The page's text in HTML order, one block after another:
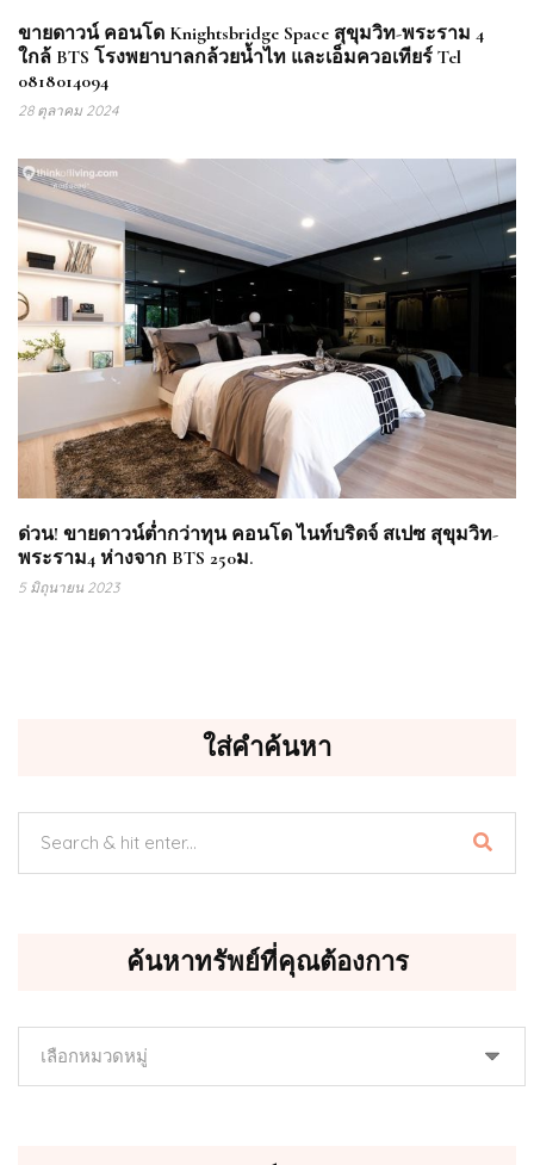
ขายดาวน์ คอนโด Knightsbridge Space สุขุมวิท-พระราม 4
ใกล้ BTS โรงพยาบาลกล้วยน้ำไท และเอ็มควอเทียร์ Tel
0818014094
28 ตุลาคม 2024
ด่วน! ขายดาวน์ต่ำกว่าทุน คอนโด ไนท์บริดจ์ สเปซ สุขุมวิท-
พระราม4 ห่างจาก BTS 250ม.
5 มิถุนายน 2023
ใส่คำค้นหา
ค้นหาทรัพย์ที่คุณต้องการ